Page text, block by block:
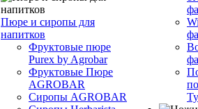
Пюре и сиропы для
напитков
Фруктовые пюре
Purex by Agrobar
Фруктовые Пюре
AGROBAR
Сиропы AGROBAR